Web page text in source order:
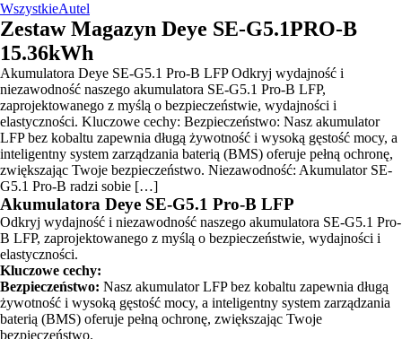
WszystkieAutel
Zestaw Magazyn Deye SE-G5.1PRO-B
15.36kWh
Akumulatora Deye SE-G5.1 Pro-B LFP Odkryj wydajność i
niezawodność naszego akumulatora SE-G5.1 Pro-B LFP,
zaprojektowanego z myślą o bezpieczeństwie, wydajności i
elastyczności. Kluczowe cechy: Bezpieczeństwo: Nasz akumulator
LFP bez kobaltu zapewnia długą żywotność i wysoką gęstość mocy, a
inteligentny system zarządzania baterią (BMS) oferuje pełną ochronę,
zwiększając Twoje bezpieczeństwo. Niezawodność: Akumulator SE-
G5.1 Pro-B radzi sobie […]
Akumulatora Deye SE-G5.1 Pro-B LFP
Odkryj wydajność i niezawodność naszego akumulatora SE-G5.1 Pro-
B LFP, zaprojektowanego z myślą o bezpieczeństwie, wydajności i
elastyczności.
Kluczowe cechy:
Bezpieczeństwo: Nasz akumulator LFP bez kobaltu zapewnia długą
żywotność i wysoką gęstość mocy, a inteligentny system zarządzania
baterią (BMS) oferuje pełną ochronę, zwiększając Twoje
bezpieczeństwo.